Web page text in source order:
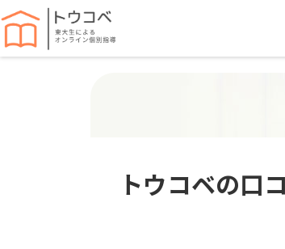
トウコベの口